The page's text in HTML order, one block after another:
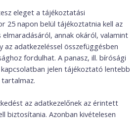
eleget a tájékoztatási
25 napon belül tájékoztatnia kell az
annak okáról, valamint
adatkezeléssel összefüggésben
fordulhat. A panasz, ill. bírósági
jelen tájékoztató lentebb
az adatkezelőnek az érintett
biztosítania. Azonban kivételesen